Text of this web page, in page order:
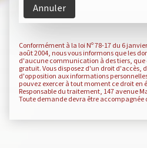
Annuler
Conformément à la loi Nº 78-17 du 6
août 2004, nous vous informons que les
d'aucune communication à des tiers, que
gratuit. Vous disposez d'un droit d'accès,
d'opposition aux informations
pouvez exercer à tout moment ce droit en
Responsable du traitement, 147 avenue
Toute demande devra être